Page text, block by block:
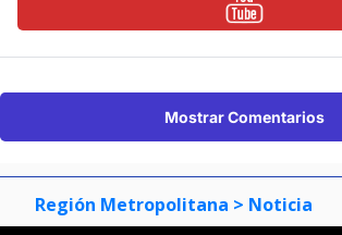
Mostrar Comentarios
Región Metropolitana > Noticia